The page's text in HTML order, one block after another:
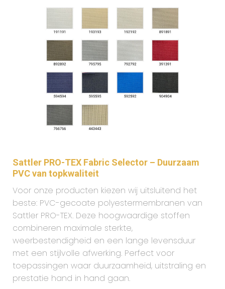
Sattler PRO-TEX Fabric Selector – Duurzaam
PVC van topkwaliteit
Voor onze producten kiezen wij uitsluitend het
beste: PVC-gecoate polyestermembranen van
Sattler PRO-TEX. Deze hoogwaardige stoffen
combineren maximale sterkte,
weerbestendigheid en een lange levensduur
met een stijlvolle afwerking. Perfect voor
toepassingen waar duurzaamheid, uitstraling en
prestatie hand in hand gaan.